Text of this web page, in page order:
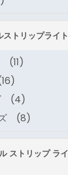
トリップライト
(11)
(4)
(8)
ストリップ ライ